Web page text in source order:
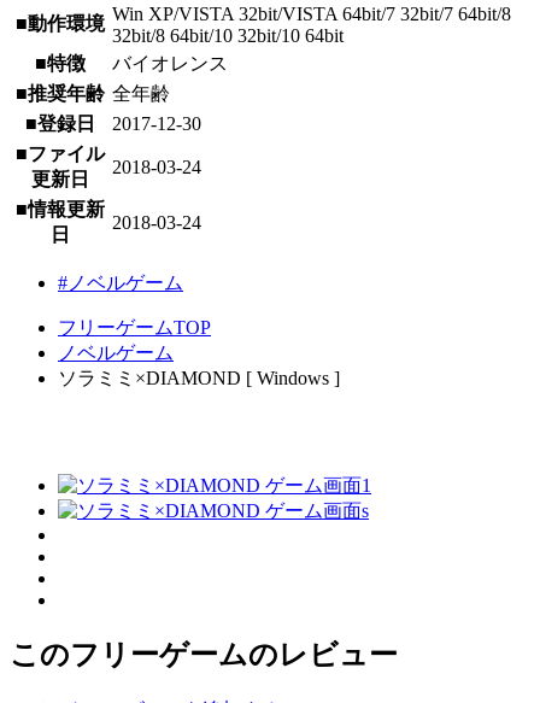
■動作環境 Win XP/VISTA 32bit/VISTA 64bit/7 32bit/7 64bit/8
32bit/8 64bit/10 32bit/10 64bit
■特徴
バイオレンス
■推奨年齢 全年齢
■登録日
2017-12-30
■ファイル
更新日
2018-03-24
■情報更新
日
2018-03-24
#ノベルゲーム
フリーゲームTOP
ノベルゲーム
ソラミミ×DIAMOND [ Windows ]
このフリーゲームのレビュー